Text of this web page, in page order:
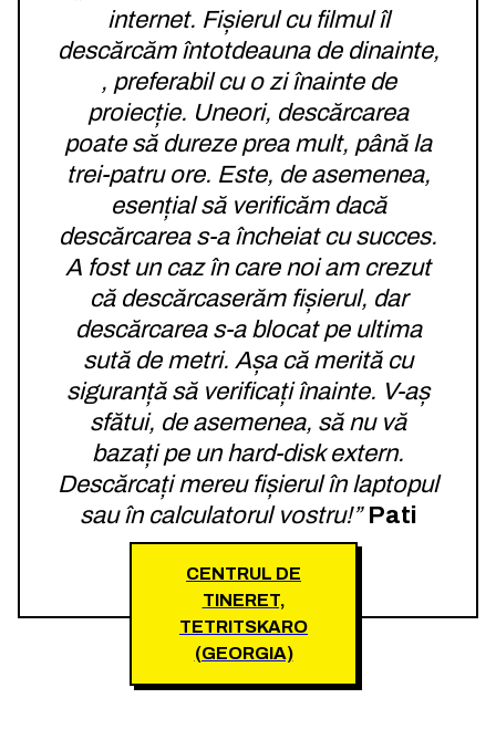
internet. Fișierul cu filmul îl
descărcăm întotdeauna de dinainte,
, preferabil cu o zi înainte de
proiecție. Uneori, descărcarea
poate să dureze prea mult, până la
trei-patru ore. Este, de asemenea,
esențial să verificăm dacă
descărcarea s-a încheiat cu succes.
A fost un caz în care noi am crezut
că descărcaserăm fișierul, dar
descărcarea s-a blocat pe ultima
sută de metri. Așa că merită cu
siguranță să verificați înainte. V-aș
sfătui, de asemenea, să nu vă
bazați pe un hard-disk extern.
Descărcați mereu fișierul în laptopul
sau în calculatorul vostru!” Pati
CENTRUL DE
TINERET,
TETRITSKARO
(GEORGIA)